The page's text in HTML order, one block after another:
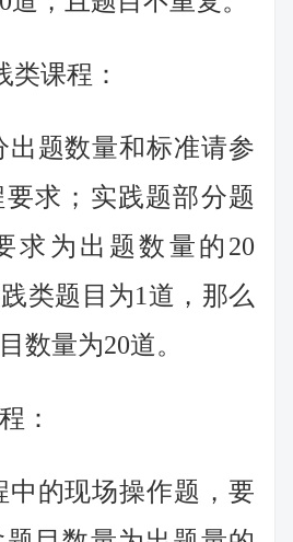
类课程：
出题数量和标准请参
求；实践题部分题
求为出题数量的20
类题目为1道，那么
数量为20道。
：
中的现场操作题，要